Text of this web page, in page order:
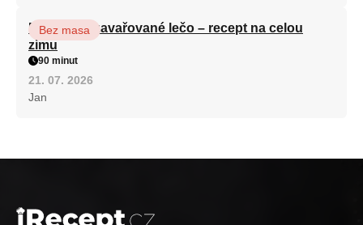
Babiččino zavařované lečo – recept na celou
zimu
Bez masa
90 minut
21. 07. 2026
Jan